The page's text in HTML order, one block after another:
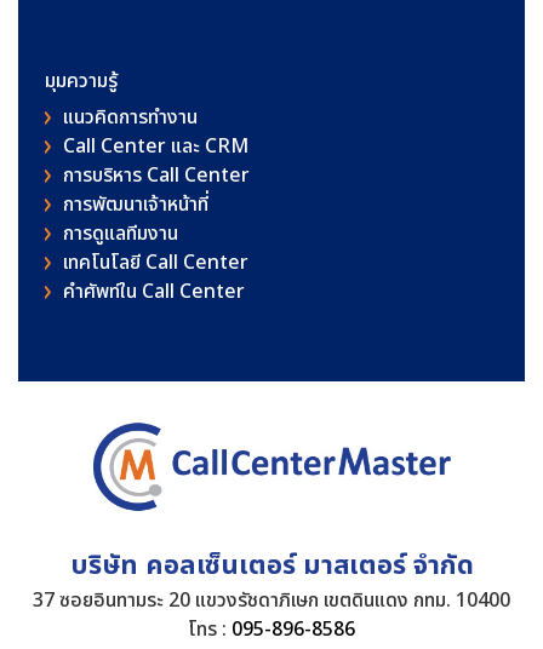
มุมความรู้
แนวคิดการทำงาน
Call Center และ CRM
การบริหาร Call Center
การพัฒนาเจ้าหน้าที่
การดูแลทีมงาน
เทคโนโลยี Call Center
คําศัพท์ใน Call Center
บริษัท คอลเซ็นเตอร์ มาสเตอร์ จำกัด
37 ซอยอินทามระ 20 แขวงรัชดาภิเษก เขตดินแดง กทม. 10400
โทร : 095-896-8586